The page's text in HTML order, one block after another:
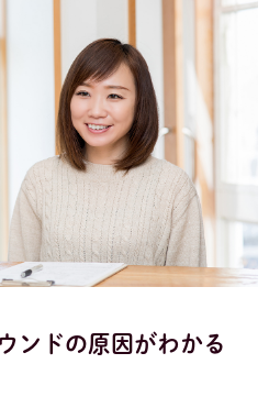
ンドの原因がわかる